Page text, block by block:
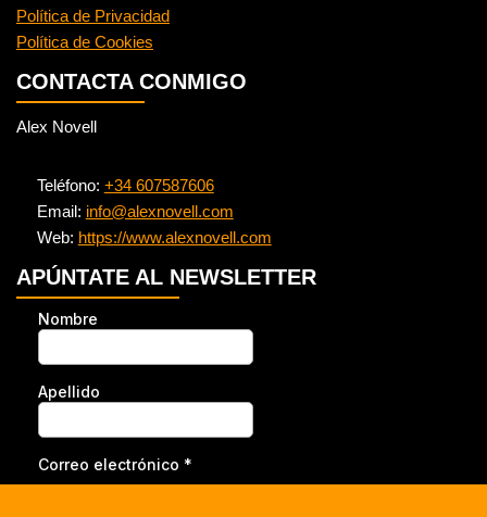
Política de Privacidad
Política de Cookies
CONTACTA CONMIGO
Alex Novell
Teléfono: +34 607587606
Email: info@alexnovell.com
Web: https://www.alexnovell.com
APÚNTATE AL NEWSLETTER